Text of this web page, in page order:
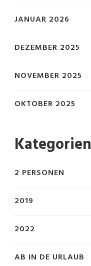
JANUAR 2026
DEZEMBER 2025
NOVEMBER 2025
OKTOBER 2025
Kategorien
2 PERSONEN
2019
2022
AB IN DE URLAUB